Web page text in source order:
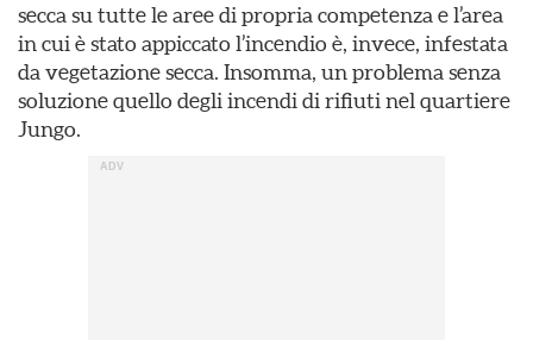
secca su tutte le aree di propria competenza e l’area
in cui è stato appiccato l’incendio è, invece, infestata
da vegetazione secca. Insomma, un problema senza
soluzione quello degli incendi di rifiuti nel quartiere
Jungo.